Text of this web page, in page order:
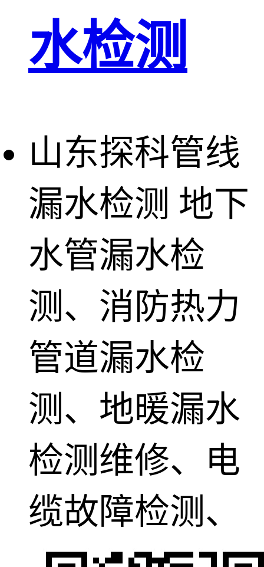
水检测
山东探科管线
漏水检测 地下
水管漏水检
测、消防热力
管道漏水检
测、地暖漏水
检测维修、电
缆故障检测、